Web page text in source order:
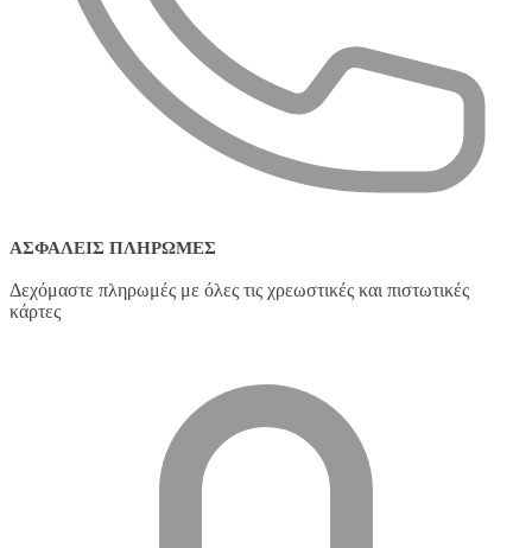
ΑΣΦΑΛΕΊΣ ΠΛΗΡΩΜΈΣ
Δεχόμαστε πληρωμές με όλες τις χρεωστικές και πιστωτικές
κάρτες